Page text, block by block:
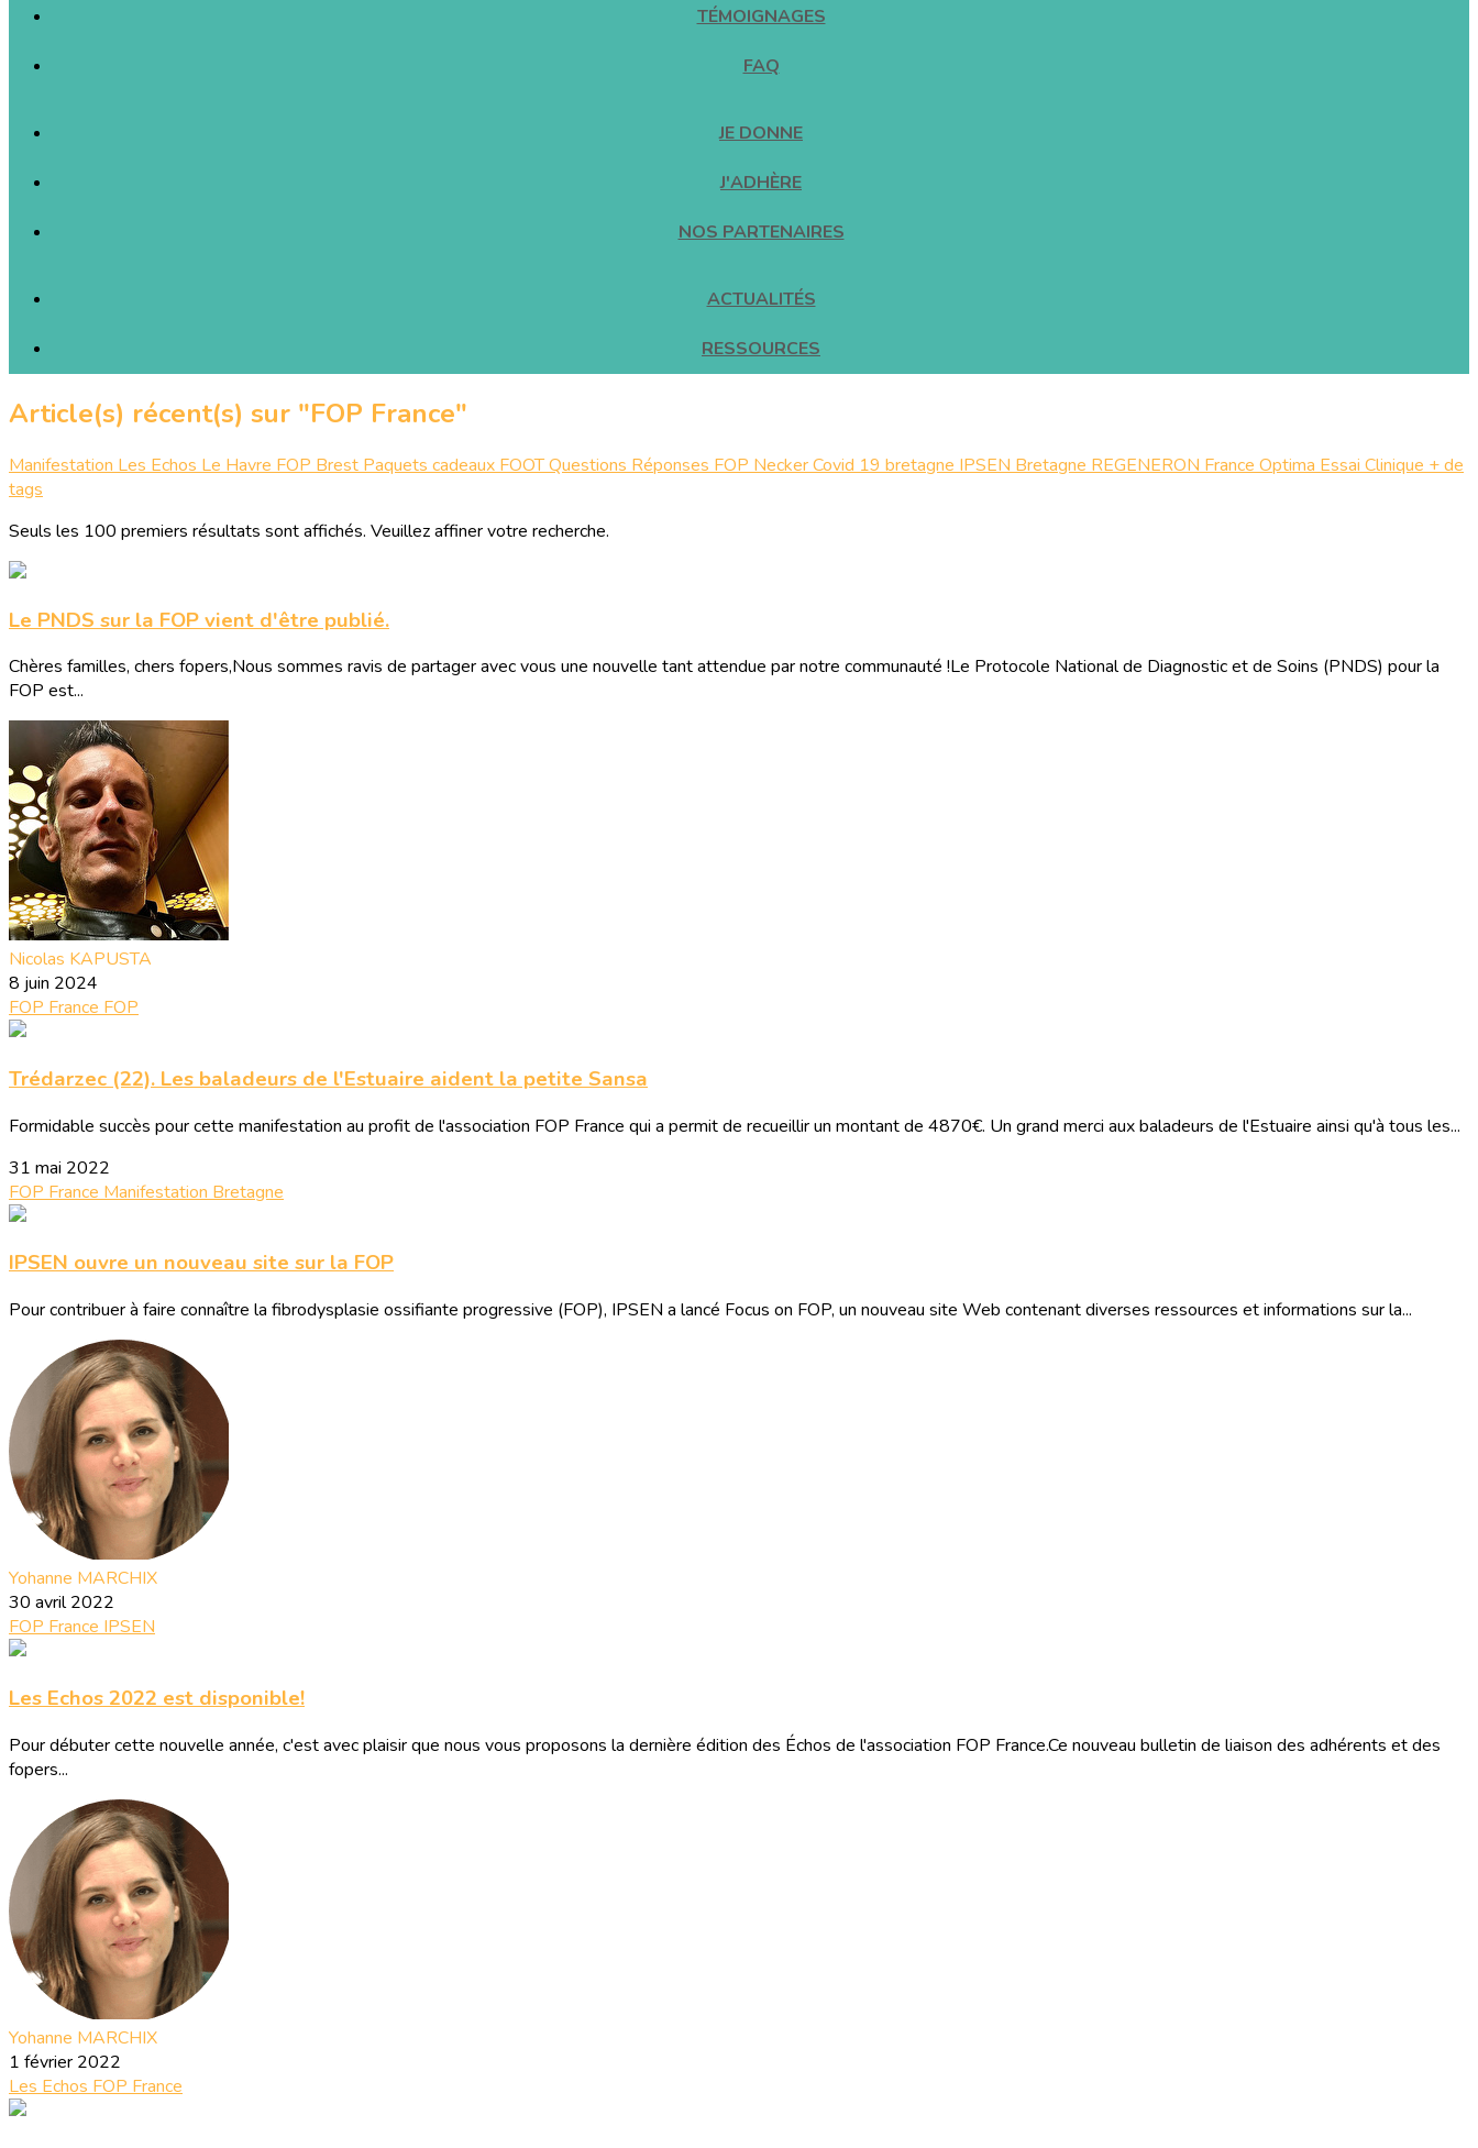
TÉMOIGNAGES
FAQ
JE DONNE
J'ADHÈRE
NOS PARTENAIRES
ACTUALITÉS
RESSOURCES
Article(s) récent(s) sur "FOP France"
Manifestation Les Echos Le Havre FOP Brest Paquets cadeaux FOOTQuestions Réponses FOP NeckerCovid 19 bretagne IPSEN Bretagne REGENERON France Optima Essai Clinique + de
tags
Seuls les 100 premiers résultats sont affichés. Veuillez affiner votre recherche.
Le PNDS sur la FOP vient d'être publié.
Chères familles, chers fopers,Nous sommes ravis de partager avec vous une nouvelle tant attendue par notre communauté !Le Protocole National de Diagnostic et de Soins (PNDS) pour la
FOP est...
Nicolas KAPUSTA
8 juin 2024
FOP France FOP
Trédarzec (22). Les baladeurs de l'Estuaire aident la petite Sansa
Formidable succès pour cette manifestation au profit de l'association FOP France qui a permit de recueillir un montant de 4870€. Un grand merci aux baladeurs de l'Estuaire ainsi qu'à tous les...
31 mai 2022
FOP France Manifestation Bretagne
IPSEN ouvre un nouveau site sur la FOP
Pour contribuer à faire connaître la fibrodysplasie ossifiante progressive (FOP), IPSEN a lancé Focus on FOP, un nouveau site Web contenant diverses ressources et informations sur la...
Yohanne MARCHIX
30 avril 2022
FOP France IPSEN
Les Echos 2022 est disponible!
Pour débuter cette nouvelle année, c'est avec plaisir que nous vous proposons la dernière édition des Échos de l'association FOP France.Ce nouveau bulletin de liaison des adhérents et des
fopers...
Yohanne MARCHIX
1 février 2022
Les Echos FOP France